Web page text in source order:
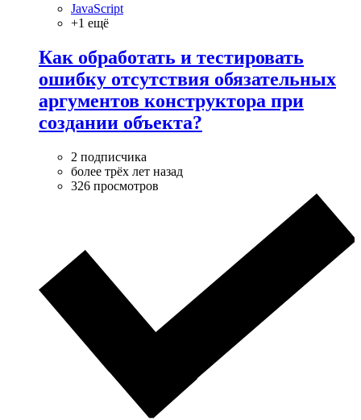
JavaScript
+1 ещё
Как обработать и тестировать
ошибку отсутствия обязательных
аргументов конструктора при
создании объекта?
2 подписчика
более трёх лет назад
326 просмотров